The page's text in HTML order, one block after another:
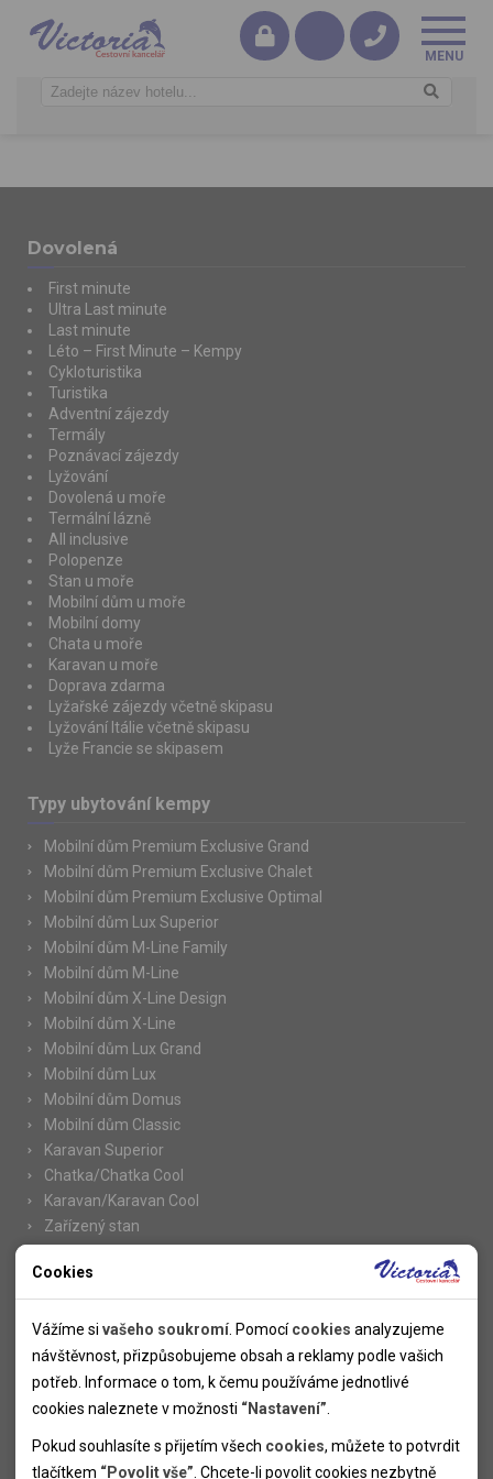
Dovolená
First minute
Ultra Last minute
Last minute
Léto – First Minute – Kempy
Cykloturistika
Turistika
Adventní zájezdy
Termály
Poznávací zájezdy
Lyžování
Dovolená u moře
Termální lázně
All inclusive
Polopenze
Stan u moře
Mobilní dům u moře
Mobilní domy
Chata u moře
Karavan u moře
Doprava zdarma
Lyžařské zájezdy včetně skipasu
Lyžování Itálie včetně skipasu
Lyže Francie se skipasem
Typy ubytování kempy
Mobilní dům Premium Exclusive Grand
Mobilní dům Premium Exclusive Chalet
Mobilní dům Premium Exclusive Optimal
Mobilní dům Lux Superior
Mobilní dům M-Line Family
Mobilní dům M-Line
Mobilní dům X-Line Design
Mobilní dům X-Line
Mobilní dům Lux Grand
Mobilní dům Lux
Mobilní dům Domus
Mobilní dům Classic
Karavan Superior
Chatka/Chatka Cool
Karavan/Karavan Cool
Zařízený stan
Informace
Novinky
Kolektivy
SUPER FIRST MINUTE
Informace k letním pobytům
Informace o letecké dopravě
Cookies
Vážíme si vašeho soukromí . Pomocícookies analyzujeme
návštěvnost, přizpůsobujeme obsah a reklamy podle vašich
potřeb. Informace o tom, k čemu používáme jednotlivé
cookies naleznete v možnosti “Nastavení”
Pokud souhlasíte s přijetím všech cookies, můžete to potvrdit
tlačítkem “Povolit vše” . Chcete-li povolit cookies nezbytně
Nutné cookies pomáhají, aby byla webová stránka použitelná
tak, že umožní základní funkce jako navigace stránky a
přístup k zabezpečeným sekcím webové stránky. Webová
stránka nemůže správně fungovat bez těchto cookies.
Analytické cookies